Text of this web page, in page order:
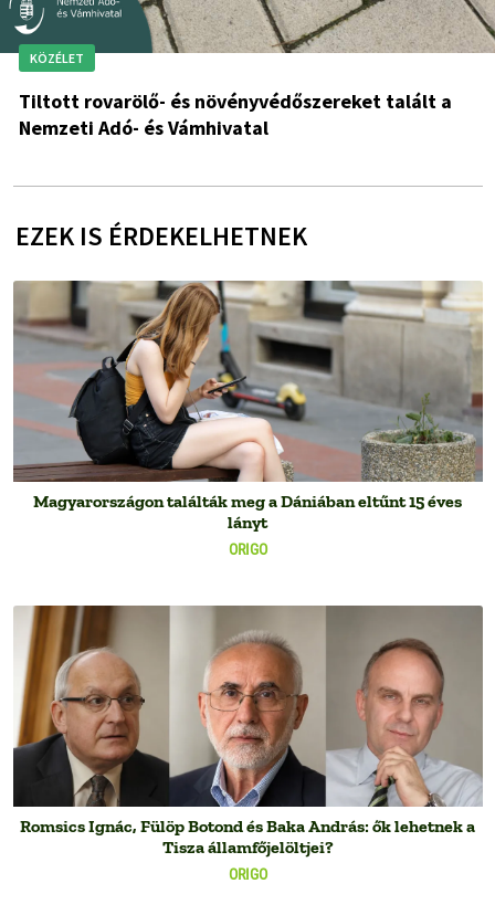
KÖZÉLET
Tiltott rovarölő- és növényvédőszereket talált a
Nemzeti Adó- és Vámhivatal
EZEK IS ÉRDEKELHETNEK
ORIGO
Magyarországon találták meg a Dániában eltűnt 15 éves
lányt
ORIGO
Romsics Ignác, Fülöp Botond és Baka András: ők lehetnek a
Tisza államfőjelöltjei?